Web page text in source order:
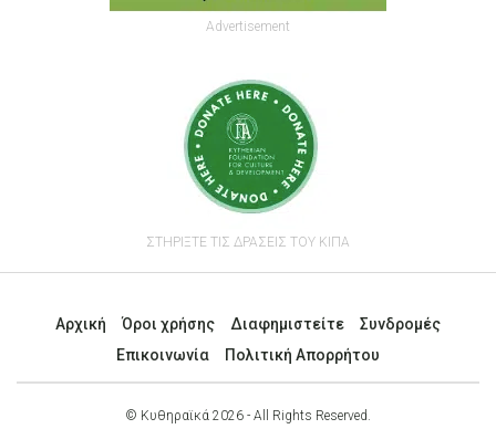
Advertisement
ΣΤΗΡΙΞΤΕ ΤΙΣ ΔΡΑΣΕΙΣ ΤΟΥ ΚΙΠΑ
Αρχική Όροι χρήσης Διαφημιστείτε
Συνδρομές
Επικοινωνία
Πολιτική Απορρήτου
© Κυθηραϊκά 2026 - All Rights Reserved.